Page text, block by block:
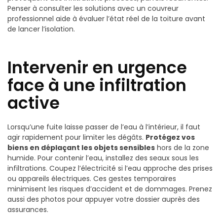
Penser à consulter les solutions avec un couvreur
professionnel aide à évaluer l’état réel de la toiture avant
de lancer l’isolation.
Intervenir en urgence
face à une infiltration
active
Lorsqu’une fuite laisse passer de l’eau à l’intérieur, il faut
agir rapidement pour limiter les dégâts. Protégez vos
biens en déplaçant les objets sensibles hors de la zone
humide. Pour contenir l’eau, installez des seaux sous les
infiltrations. Coupez l’électricité si l’eau approche des prises
ou appareils électriques. Ces gestes temporaires
minimisent les risques d’accident et de dommages. Prenez
aussi des photos pour appuyer votre dossier auprès des
assurances.